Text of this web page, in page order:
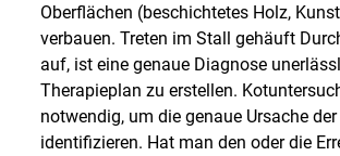
Oberflächen (beschichtetes Holz,
verbauen. Treten im Stall gehäuft
auf, ist eine genaue Diagnose
Therapieplan zu erstellen.
notwendig, um die genaue Ursache
identifizieren. Hat man den oder die